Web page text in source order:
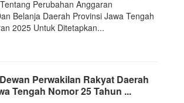
Perubahan Anggaran
Belanja Daerah Provinsi Jawa Tengah
2025 Untuk Ditetapkan...
Perwakilan Rakyat Daerah
Tengah Nomor 25 Tahun ...